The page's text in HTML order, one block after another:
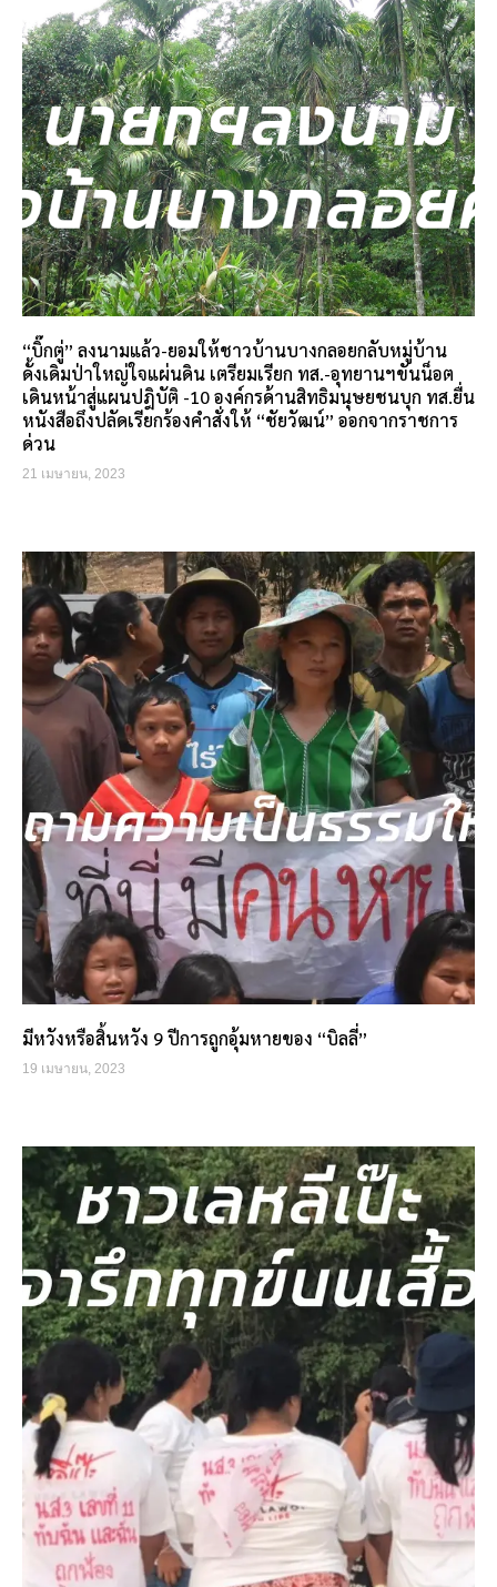
“บิ๊กตู่” ลงนามแล้ว-ยอมให้ชาวบ้านบางกลอยกลับหมู่บ้าน
ดั้งเดิมป่าใหญ่ใจแผ่นดิน เตรียมเรียก ทส.-อุทยานฯขันน็อต
เดินหน้าสู่แผนปฎิบัติ -10 องค์กรด้านสิทธิมนุษยชนบุก ทส.ยื่น
หนังสือถึงปลัดเรียกร้องคำสั่งให้ “ชัยวัฒน์” ออกจากราชการ
ด่วน
21 เมษายน, 2023
มีหวังหรือสิ้นหวัง 9 ปีการถูกอุ้มหายของ “บิลลี่”
19 เมษายน, 2023